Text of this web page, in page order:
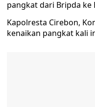
pangkat dari Bripda ke
Kapolresta Cirebon,
kenaikan pangkat kali